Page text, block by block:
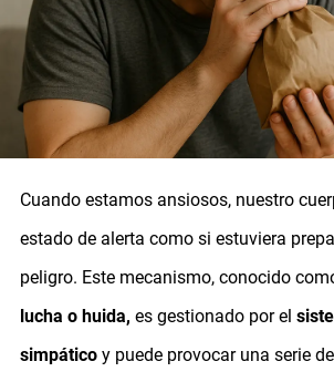
Cuando estamos ansiosos, nuestro
estado de alerta como si estuviera
peligro. Este mecanismo, conocido
lucha o huida, es gestionado por el
simpáticoy puede provocar una serie